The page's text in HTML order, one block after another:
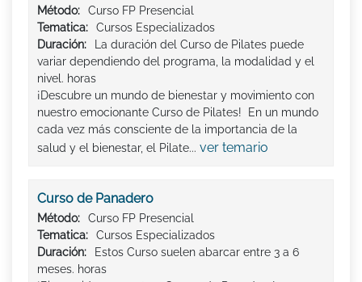
Método:
Curso FP Presencial
Tematica:
Cursos Especializados
Duración:
La duración del Curso de Pilates puede
variar dependiendo del programa, la modalidad y el
nivel. horas
¡Descubre un mundo de bienestar y movimiento con
nuestro emocionante Curso de Pilates! En un mundo
cada vez más consciente de la importancia de la
salud y el bienestar, el Pilate... ver temario
Curso de Panadero
Método:
Curso FP Presencial
Tematica:
Cursos Especializados
Duración:
Estos Curso suelen abarcar entre 3 a 6
meses. horas